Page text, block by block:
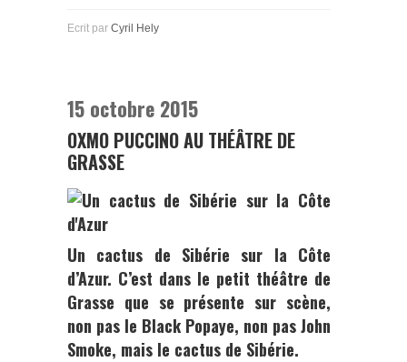
Ecrit par Cyril Hely
15 octobre 2015
OXMO PUCCINO AU THÉÂTRE DE
GRASSE
Un cactus de Sibérie sur la Côte
d’Azur. C’est dans le petit théâtre de
Grasse que se présente sur scène,
non pas le Black Popaye, non pasJohn
Smoke, mais le cactus de Sibérie.